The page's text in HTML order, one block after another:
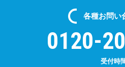
各種お問い
0120-
受付時